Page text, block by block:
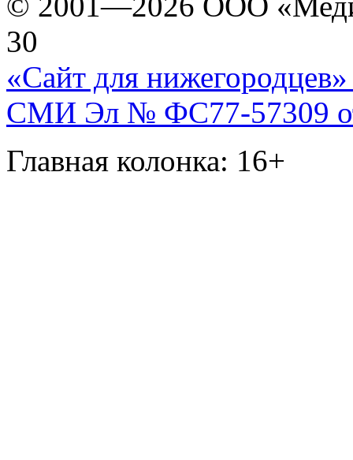
30
«Сайт для нижегородцев»
СМИ Эл № ФС77-57309
Главная колонка: 16+